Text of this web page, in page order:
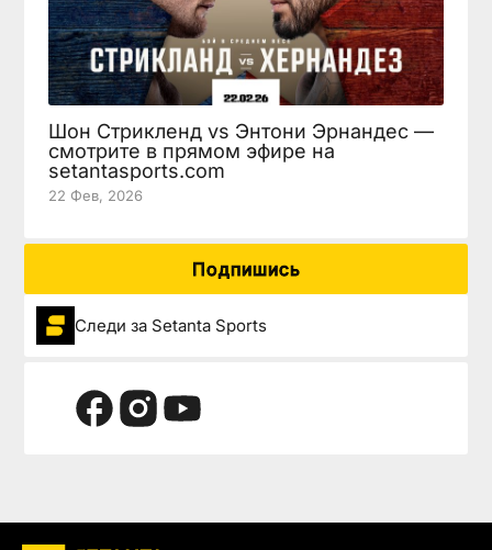
Шон Стрикленд vs Энтони Эрнандес —
смотрите в прямом эфире на
setantasports.com
22 Фев, 2026
Подпишись
Следи за Setanta Sports